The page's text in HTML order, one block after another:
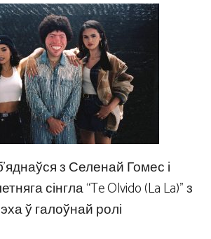
з Селенай Гомес і
сінгла “Te Olvido (La La)” з
ў галоўнай ролі